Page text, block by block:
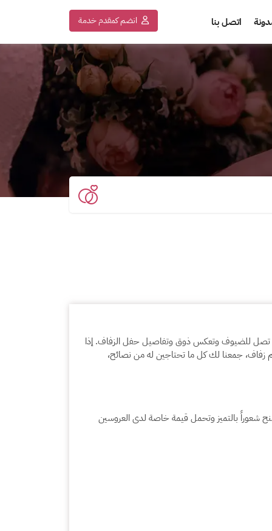
اتصل بنا انضم كمقدم خدمة
التي تصل للضيوف وتعكس ذوق وتفاصيل حفل الزفاف. إذا
زفاف، جمعنا لك كل ما تحتاجين له من نصائح،
شعوراً بالتميز وتحمل قيمة خاصة لدى العروسين